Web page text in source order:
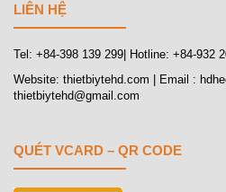
LIÊN HỆ
Tel: +84-398 139 299| Hotline: +84-932
Website: thietbiytehd.com | Email :
thietbiytehd@gmail.com
QUÉT VCARD – QR CODE